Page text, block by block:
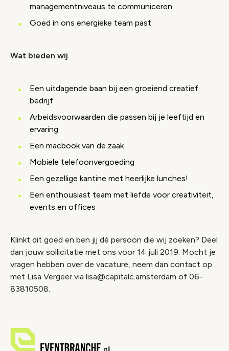
managementniveaus te communiceren
Goed in ons energieke team past
Wat bieden wij
Een uitdagende baan bij een groeiend creatief
bedrijf
Arbeidsvoorwaarden die passen bij je leeftijd en
ervaring
Een macbook van de zaak
Mobiele telefoonvergoeding
Een gezellige kantine met heerlijke lunches!
Een enthousiast team met liefde voor creativiteit,
events en offices
Klinkt dit goed en ben jij dé persoon die wij zoeken? Deel
dan jouw sollicitatie met ons voor 14 juli 2019. Mocht je
vragen hebben over de vacature, neem dan contact op
met Lisa Vergeer via lisa@capitalc.amsterdam of 06-
83810508.